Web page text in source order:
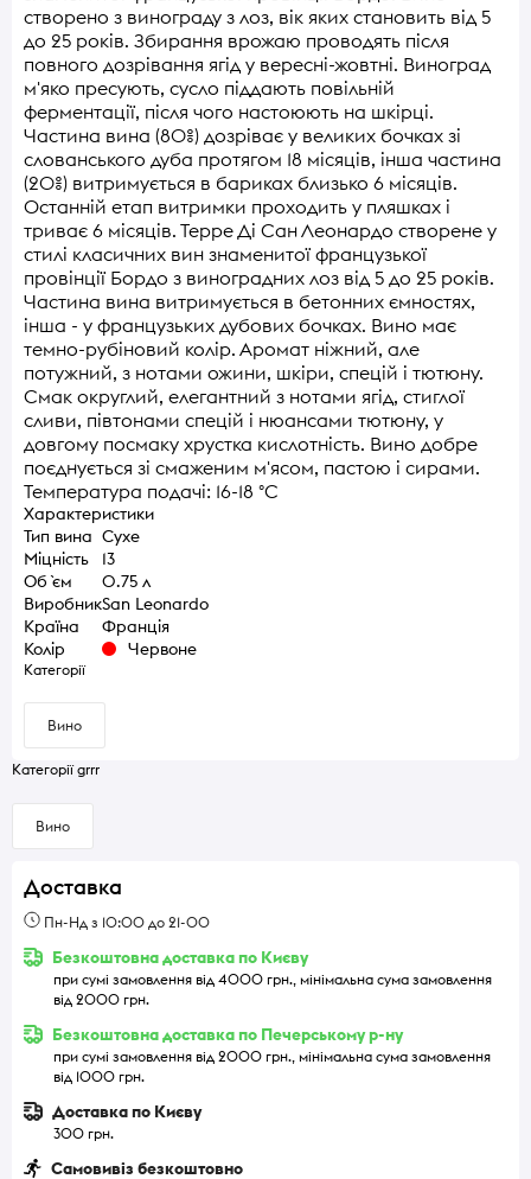
створено з винограду з лоз, вік яких становить від 5
до 25 років. Збирання врожаю проводять після
повного дозрівання ягід у вересні-жовтні. Виноград
м'яко пресують, сусло піддають повільній
ферментації, після чого настоюють на шкірці.
Частина вина (80%) дозріває у великих бочках зі
слованського дуба протягом 18 місяців, інша частина
(20%) витримується в бариках близько 6 місяців.
Останній етап витримки проходить у пляшках і
триває 6 місяців. Терре Ді Сан Леонардо створене у
стилі класичних вин знаменитої французької
провінції Бордо з виноградних лоз від 5 до 25 років.
Частина вина витримується в бетонних ємностях,
інша - у французьких дубових бочках. Вино має
темно-рубіновий колір. Аромат ніжний, але
потужний, з нотами ожини, шкіри, спецій і тютюну.
Смак округлий, елегантний з нотами ягід, стиглої
сливи, півтонами спецій і нюансами тютюну, у
довгому посмаку хрустка кислотність. Вино добре
поєднується зі смаженим м'ясом, пастою і сирами.
Температура подачі: 16-18 °С
Характеристики
Тип вина Сухе
Міцність
13
Об `єм
0.75 л
ВиробникSan Leonardo
Країна
Франція
Колір
Червоне
Категорії
Вино
Категорії grrr
Вино
Доставка
Пн-Нд з 10:00 до 21-00
Безкоштовна доставка по Києву
при сумі замовлення від 4000 грн., мінімальна сума замовлення
від 2000 грн.
Безкоштовна доставка по Печерському р-ну
при сумі замовлення від 2000 грн., мінімальна сума замовлення
від 1000 грн.
Доставка по Києву
300 грн.
Самовивіз безкоштовно